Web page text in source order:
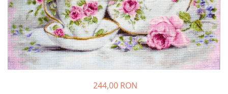
244,00 RON